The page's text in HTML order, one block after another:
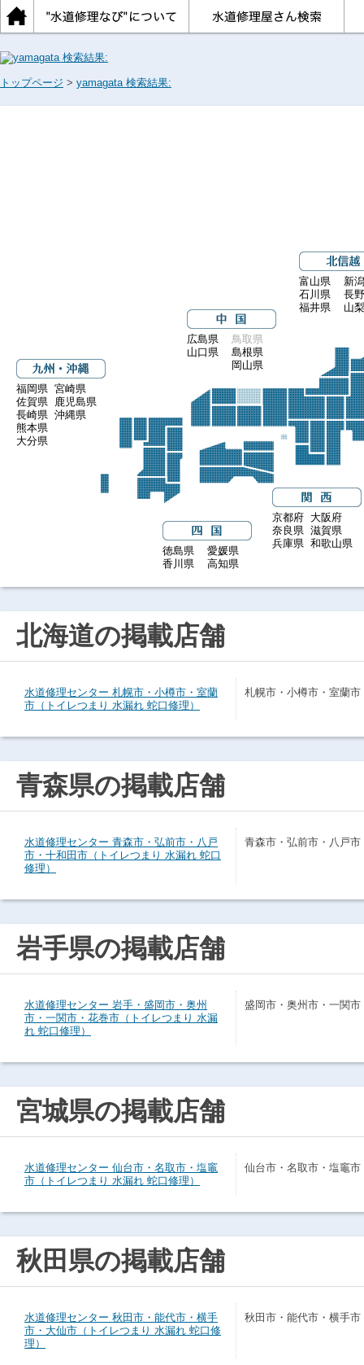
トップページ > yamagata 検索結果:
富山県
新
石川県
長
福井県
山
京都府 大阪府
奈良県 滋賀県
兵庫県 和歌山県
広島県
鳥取県
山口県
島根県
岡山県
徳島県
愛媛県
香川県
高知県
福岡県 宮崎県
佐賀県 鹿児島県
長崎県 沖縄県
熊本県
大分県
北海道の掲載店舗
水道修理センター 札幌市・小樽市・室蘭
市（トイレつまり 水漏れ 蛇口修理）
札幌市・小樽市・室蘭市
青森県の掲載店舗
水道修理センター 青森市・弘前市・八戸
市・十和田市（トイレつまり 水漏れ 蛇口
修理）
青森市・弘前市・八戸市
岩手県の掲載店舗
水道修理センター 岩手・盛岡市・奥州
市・一関市・花巻市（トイレつまり 水漏
れ 蛇口修理）
盛岡市・奥州市・一関市
宮城県の掲載店舗
水道修理センター 仙台市・名取市・塩竈
市（トイレつまり 水漏れ 蛇口修理）
仙台市・名取市・塩竈市
秋田県の掲載店舗
水道修理センター 秋田市・能代市・横手
市・大仙市（トイレつまり 水漏れ 蛇口修
理）
秋田市・能代市・横手市